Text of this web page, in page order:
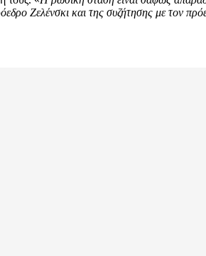
Ζελένσκι και της συζήτησης με τον